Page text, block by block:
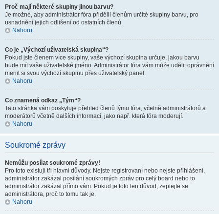
Proč mají některé skupiny jinou barvu?
Je možné, aby administrátor fóra přidělil členům určité skupiny barvu, pro
usnadnění jejich odlišení od ostatních členů.
Nahoru
Co je „Výchozí uživatelská skupina“?
Pokud jste členem více skupiny, vaše výchozí skupina určuje, jakou barvu
bude mít vaše uživatelské jméno. Administrátor fóra vám může udělit oprávnění
menit si svou výchozí skupinu přes uživatelský panel.
Nahoru
Co znamená odkaz „Tým“?
Tato stránka vám poskytuje přehled členů týmu fóra, včetně administrátorů a
moderátorů včetně dalších informací, jako např. která fóra moderují.
Nahoru
Soukromé zprávy
Nemůžu posílat soukromé zprávy!
Pro toto existují tři hlavní důvody. Nejste registrovaní nebo nejste přihlášení,
administrátor zakázal posílání soukromých zpráv pro celý board nebo to
administrátor zakázal přímo vám. Pokud je toto ten důvod, zeptejte se
administrátora, proč to tomu tak je.
Nahoru